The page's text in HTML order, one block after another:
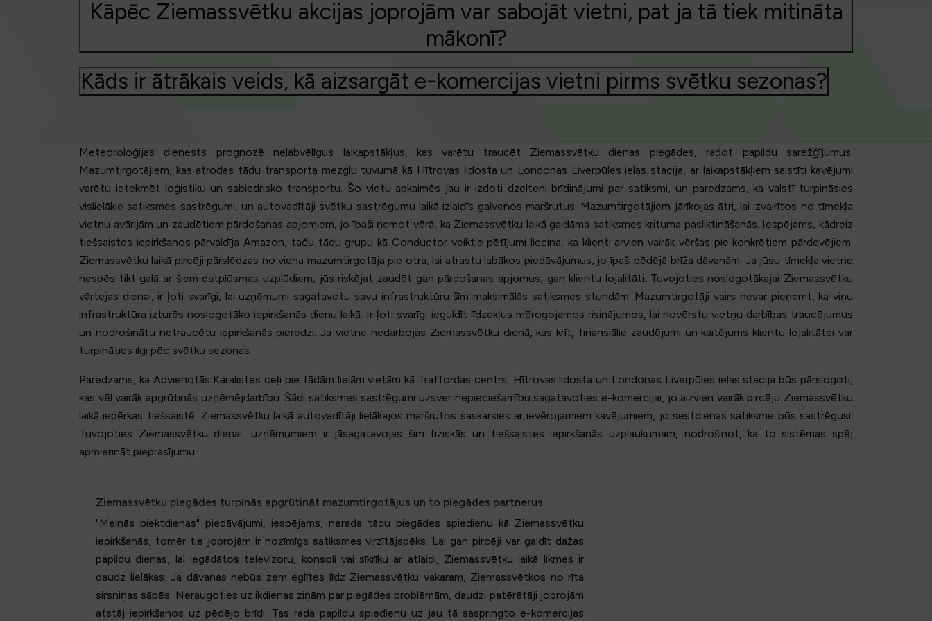
Kāpēc Ziemassvētku akcijas joprojām var sabojāt vietni, pat ja tā tiek mitināta
mākonī?
Kāds ir ātrākais veids, kā aizsargāt e-komercijas vietni pirms svētku sezonas?
Meteoroloģijas dienests prognozē nelabvēlīgus laikapstākļus, kas varētu traucēt Ziemassvētku dienas piegādes, radot papildu sarežģījumus.
Mazumtirgotājiem, kas atrodas tādu transporta mezglu tuvumā kā Hītrovas lidosta un Londonas Liverpūles ielas stacija, ar laikapstākļiem saistīti kavējumi
varētu ietekmēt loģistiku un sabiedrisko transportu. Šo vietu apkaimēs jau ir izdoti dzelteni brīdinājumi par satiksmi, un paredzams, ka valstī turpināsies
vislielākie satiksmes sastrēgumi, un autovadītāji svētku sastrēgumu laikā izlaidīs galvenos maršrutus. Mazumtirgotājiem jārīkojas ātri, lai izvairītos no tīmekļa
vietņu avārijām un zaudētiem pārdošanas apjomiem, jo īpaši ņemot vērā, ka Ziemassvētku laikā gaidāma satiksmes krituma pasliktināšanās. Iespējams, kādreiz
tiešsaistes iepirkšanos pārvaldīja Amazon, taču tādu grupu kā Conductor veiktie pētījumi liecina, ka klienti arvien vairāk vēršas pie konkrētiem pārdevējiem.
Ziemassvētku laikā pircēji pārslēdzas no viena mazumtirgotāja pie otra, lai atrastu labākos piedāvājumus, jo īpaši pēdējā brīža dāvanām. Ja jūsu tīmekļa vietne
nespēs tikt galā ar šiem datplūsmas uzplūdiem, jūs riskējat zaudēt gan pārdošanas apjomus, gan klientu lojalitāti. Tuvojoties noslogotākajai Ziemassvētku
vārtejas dienai, ir ļoti svarīgi, lai uzņēmumi sagatavotu savu infrastruktūru šīm maksimālās satiksmes stundām. Mazumtirgotāji vairs nevar pieņemt, ka viņu
infrastruktūra izturēs noslogotāko iepirkšanās dienu laikā. Ir ļoti svarīgi ieguldīt līdzekļus mērogojamos risinājumos, lai novērstu vietņu darbības traucējumus
un nodrošinātu netraucētu iepirkšanās pieredzi. Ja vietne nedarbojas Ziemassvētku dienā, kas krīt, finansiālie zaudējumi un kaitējums klientu lojalitātei var
turpināties ilgi pēc svētku sezonas.
Paredzams, ka Apvienotās Karalistes ceļi pie tādām lielām vietām kā Traffordas centrs, Hītrovas lidosta un Londonas Liverpūles ielas stacija būs pārslogoti,
kas vēl vairāk apgrūtinās uzņēmējdarbību. Šādi satiksmes sastrēgumi uzsver nepieciešamību sagatavoties e-komercijai, jo aizvien vairāk pircēju Ziemassvētku
laikā iepērkas tiešsaistē. Ziemassvētku laikā autovadītāji lielākajos maršrutos saskarsies ar ievērojamiem kavējumiem, jo sestdienas satiksme būs sastrēgusi.
Tuvojoties Ziemassvētku dienai, uzņēmumiem ir jāsagatavojas šim fiziskās un tiešsaistes iepirkšanās uzplaukumam, nodrošinot, ka to sistēmas spēj
apmierināt pieprasījumu.
Ziemassvētku piegādes turpinās apgrūtināt mazumtirgotājus un to piegādes partnerus.
"Melnās piektdienas" piedāvājumi, iespējams, nerada tādu piegādes spiedienu kā Ziemassvētku
iepirkšanās, tomēr tie joprojām ir nozīmīgs satiksmes virzītājspēks. Lai gan pircēji var gaidīt dažas
papildu dienas, lai iegādātos televizoru, konsoli vai sīkrīku ar atlaidi, Ziemassvētku laikā likmes ir
daudz lielākas. Ja dāvanas nebūs zem eglītes līdz Ziemassvētku vakaram, Ziemassvētkos no rīta
sirsniņas sāpēs. Neraugoties uz ikdienas ziņām par piegādes problēmām, daudzi patērētāji joprojām
atstāj iepirkšanos uz pēdējo brīdi. Tas rada papildu spiedienu uz jau tā saspringto e-komercijas